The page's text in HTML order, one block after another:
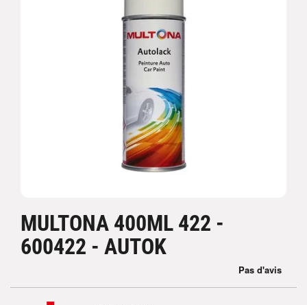
MULTONA 400ML 422 -
600422 - AUTOK